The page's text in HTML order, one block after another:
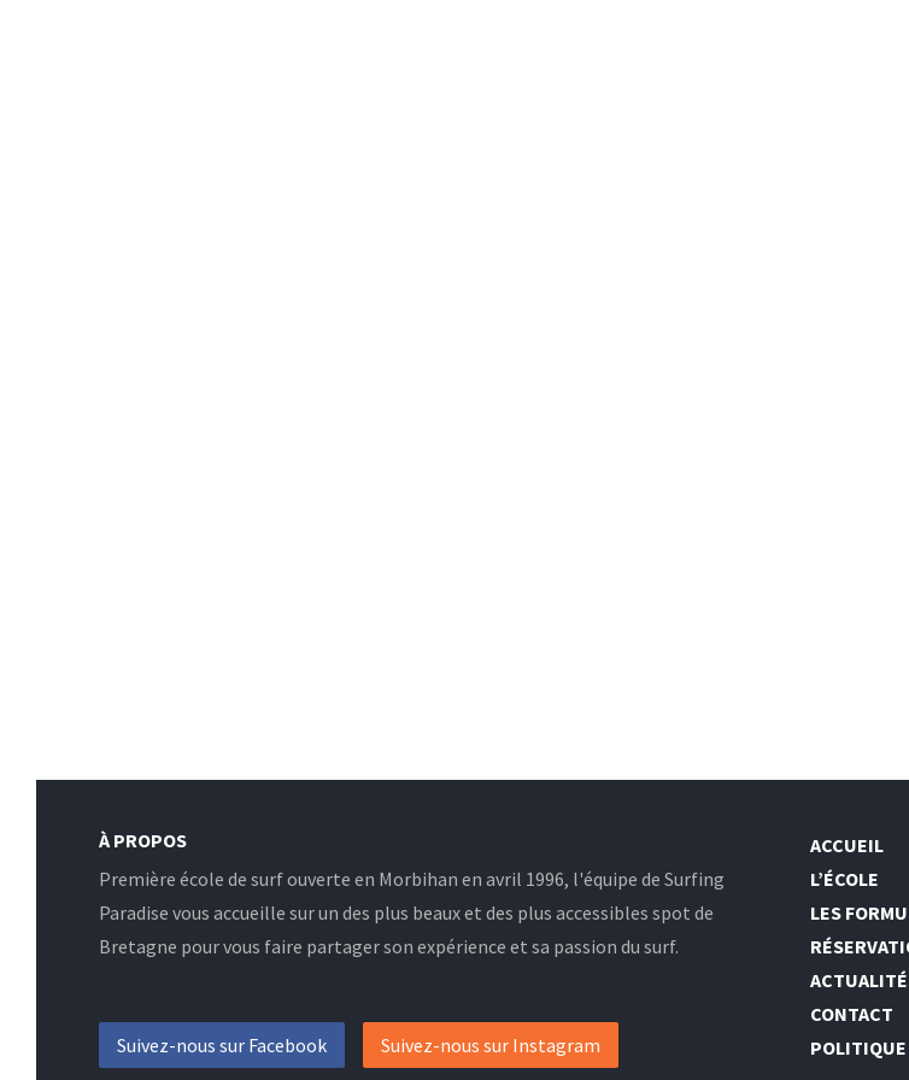
À PROPOS
Première école de surf ouverte en Morbihan en avril 1996, l'équipe de Surfing
Paradise vous accueille sur un des plus beaux et des plus accessibles spot de
Bretagne pour vous faire partager son expérience et sa passion du surf.
Suivez-nous sur Facebook Suivez-nous sur Instagram
ACCUEIL
L’ÉCOLE
LES
CONTACT